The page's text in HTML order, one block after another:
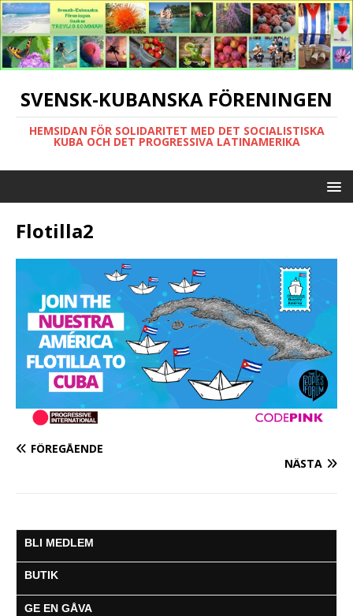
SVENSK-KUBANSKA FÖRENINGEN
HEMSIDAN FÖR SOLIDARITET MED DET SOCIALISTISKA
KUBA OCH DET PROGRESSIVA LATINAMERIKA
Flotilla2
FÖREGÅENDE
NÄSTA
BLI MEDLEM
BUTIK
GE EN GÅVA